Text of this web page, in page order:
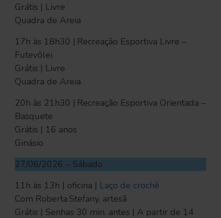
Grátis | Livre
Quadra de Areia
17h às 18h30 | Recreação Esportiva Livre –
Futevôlei
Grátis | Livre
Quadra de Areia
20h às 21h30 | Recreação Esportiva Orientada –
Basquete
Grátis | 16 anos
Ginásio
27/06/2026 – Sábado
11h às 13h | oficina | Laço de crochê
Com Roberta Stefany, artesã
Grátis | Senhas 30 min. antes | A partir de 14